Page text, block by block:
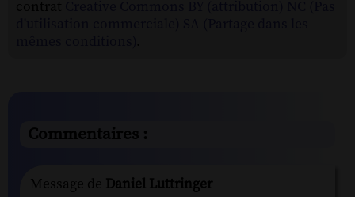
Commentaires :
Message de Daniel Luttringer